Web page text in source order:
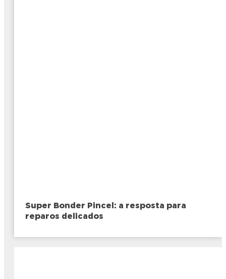
Super Bonder Pincel: a resposta para
reparos delicados